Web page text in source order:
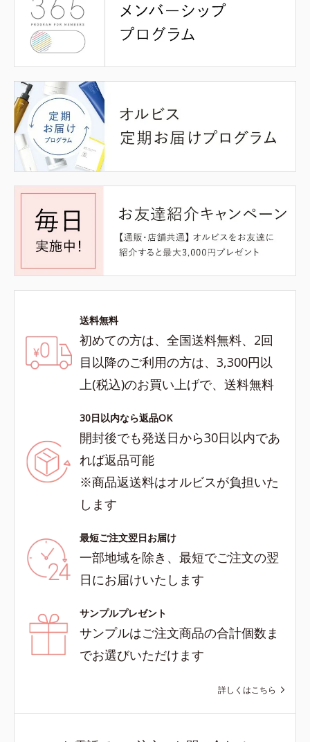
送料無料
初めての方は、全国送料無料、2回
目以降のご利用の方は、3,300円以
上(税込)のお買い上げで、送料無料
30日以内なら返品OK
開封後でも発送日から30日以内であ
れば返品可能
※商品返送料はオルビスが負担いた
します
最短ご注文翌日お届け
一部地域を除き、最短でご注文の翌
日にお届けいたします
サンプルプレゼント
サンプルはご注文商品の合計個数ま
でお選びいただけます
詳しくはこちら